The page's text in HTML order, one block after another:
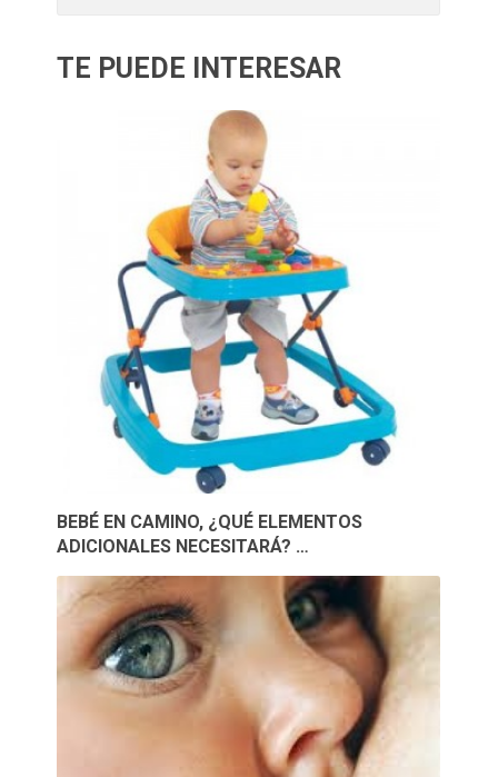
TE PUEDE INTERESAR
BEBÉ EN CAMINO, ¿QUÉ ELEMENTOS
ADICIONALES NECESITARÁ? …